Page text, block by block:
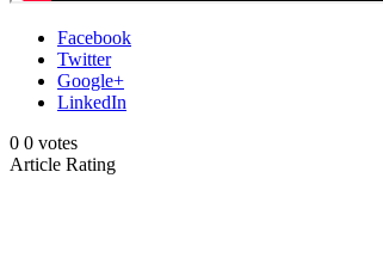
Facebook
Twitter
Google+
LinkedIn
0 0 votes
Article Rating